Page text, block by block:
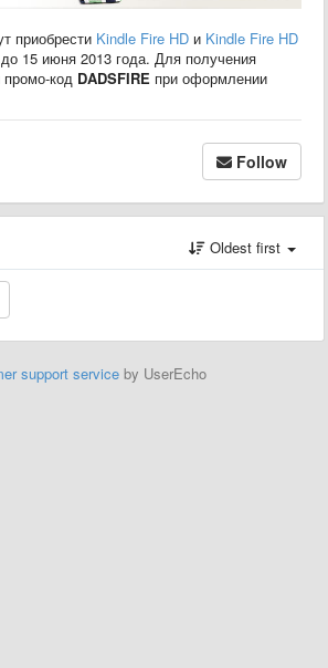
приобрести Kindle Fire HD и Kindle Fire HD
15 июня 2013 года. Для получения
промо-код DADSFIRE при оформлении
Follow
Oldest first
support service by UserEcho